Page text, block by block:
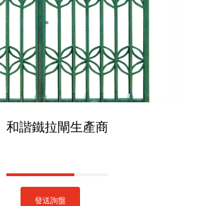
和諧鐵拉閘生產商
發送詢盤